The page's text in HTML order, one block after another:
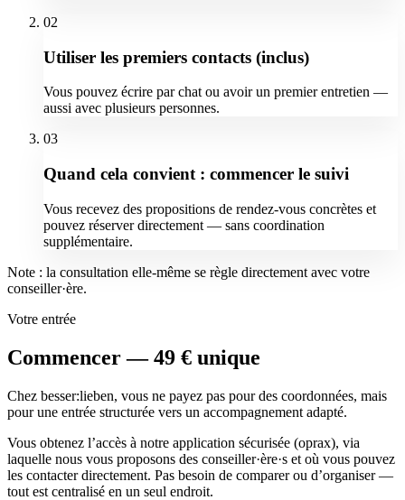
02
Utiliser les premiers contacts (inclus)
Vous pouvez écrire par chat ou avoir un premier entretien —
aussi avec plusieurs personnes.
03
Quand cela convient : commencer le suivi
Vous recevez des propositions de rendez-vous concrètes et
pouvez réserver directement — sans coordination
supplémentaire.
Note : la consultation elle-même se règle directement avec votre
conseiller·ère.
Votre entrée
Commencer — 49 € unique
Chez besser:lieben, vous ne payez pas pour des coordonnées, mais
pour une entrée structurée vers un accompagnement adapté.
Vous obtenez l’accès à notre application sécurisée (oprax), via
laquelle nous vous proposons des conseiller·ère·s et où vous pouvez
les contacter directement. Pas besoin de comparer ou d’organiser —
tout est centralisé en un seul endroit.